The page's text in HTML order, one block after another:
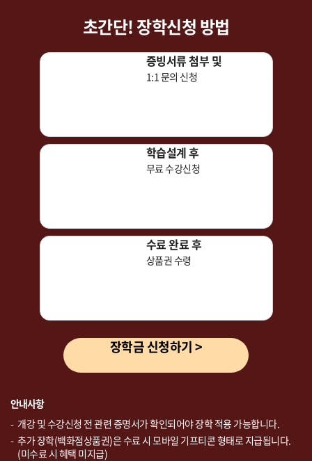
초간단! 장학신청 방법
증빙서류 첨부 및
1:1 문의 신청
학습설계 후
무료 수강신청
수료 완료 후
상품권 수령
장학금 신청하기 >
안내사항
개강 및 수강신청 전 관련 증명서가 확인되어야 장학 적용 가능합니다.
추가 장학(백화점상품권)은 수료 시 모바일 기프티콘 형태로 지급됩니다.
(미수료 시 혜택 미지급)